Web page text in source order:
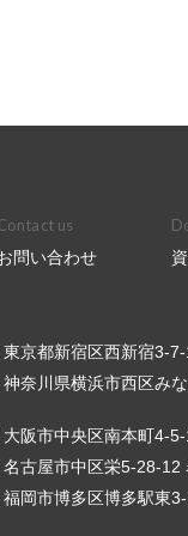
us
問い合わせ
京都新宿区西新宿3-
奈川県横浜市西区み
阪市中央区南本町4-
古屋市中区栄5-28-12
岡市博多区博多駅東